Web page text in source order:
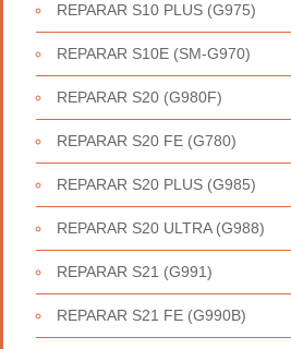
REPARAR S10 PLUS (G975)
REPARAR S10E (SM-G970)
REPARAR S20 (G980F)
REPARAR S20 FE (G780)
REPARAR S20 PLUS (G985)
REPARAR S20 ULTRA (G988)
REPARAR S21 (G991)
REPARAR S21 FE (G990B)